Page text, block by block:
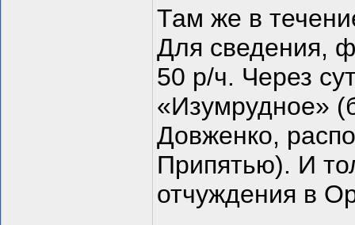
Там же в
Для сведения,
50 р/ч. Через
«Изумрудное»
Довженко,
Припятью). И
отчуждения в